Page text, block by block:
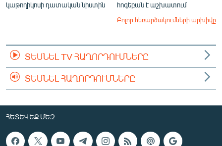
կաթողիկոսի դատական նիստին
հոգեբան է աշխատում
Բոլոր հեռարձակումների արխիվը
ՏԵՍՆԵԼ TV ՀԱՂՈՐԴՈՒՄՆԵՐԸ
ՏԵՍՆԵԼ ՀԱՂՈՐԴՈՒՄՆԵՐԸ
ՀԵՏԵՎԵՔ ՄԵԶ